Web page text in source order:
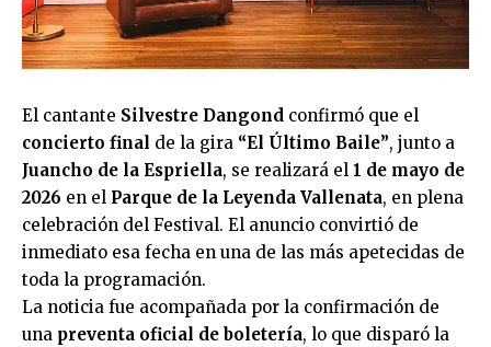
El cantante Silvestre Dangond confirmó que el
concierto final de la gira “El Último Baile”, junto a
Juancho de la Espriella, se realizará el 1 de mayo de
2026 en el Parque de la Leyenda Vallenata, en plena
celebración del Festival. El anuncio convirtió de
inmediato esa fecha en una de las más apetecidas de
toda la programación.
La noticia fue acompañada por la confirmación de
una preventa oficial de boletería, lo que disparó la